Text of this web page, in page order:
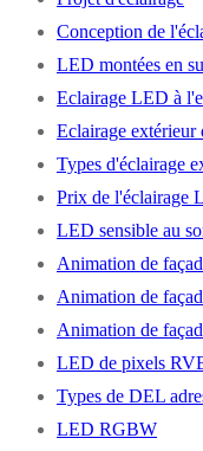
Conception de
LED montées en
Eclairage LED à
Eclairage extérieur
Types d'éclairage
Prix de l'éclairage
LED sensible au
Animation de
Animation de
Animation de
LED de pixels
Types de DEL
LED RGBW